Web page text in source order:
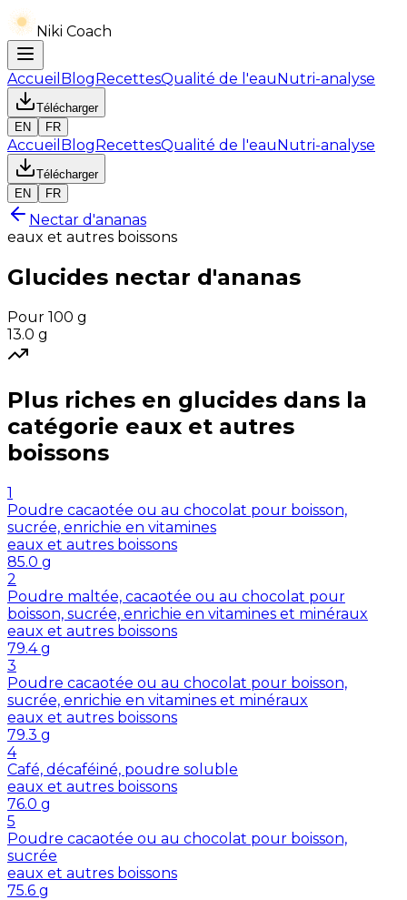
Niki Coach
Accueil BlogRecettesQualité de l'eauNutri-analyse
Télécharger
EN
FR
Accueil BlogRecettesQualité de l'eauNutri-analyse
Télécharger
EN
FR
Nectar d'ananas
eaux et autres boissons
Glucides nectar d'ananas
Pour 100 g
13.0 g
Plus riches en glucides dans la
catégorie eaux et autres
boissons
1
Poudre cacaotée ou au chocolat pour boisson,
sucrée, enrichie en vitamines
eaux et autres boissons
85.0 g
2
Poudre maltée, cacaotée ou au chocolat pour
boisson, sucrée, enrichie en vitamines et minéraux
eaux et autres boissons
79.4 g
3
Poudre cacaotée ou au chocolat pour boisson,
sucrée, enrichie en vitamines et minéraux
eaux et autres boissons
79.3 g
4
Café, décaféiné, poudre soluble
eaux et autres boissons
76.0 g
5
Poudre cacaotée ou au chocolat pour boisson,
sucrée
eaux et autres boissons
75.6 g